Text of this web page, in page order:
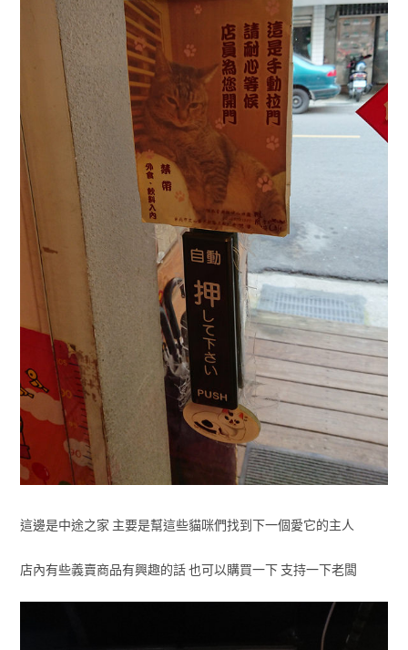
這邊是中途之家 主要是幫這些貓咪們找到下一個愛它的主人
店內有些義賣商品有興趣的話 也可以購買一下 支持一下老闆